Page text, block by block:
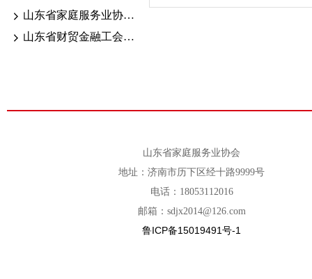
山东省家庭服务业协会2026年职业技能等级认定公告
山东省财贸金融工会“送清凉”活动走进家庭服务行业一线
山东省家庭服务业协会
地址：济南市历下区经十路9999号
电话：18053112016
邮箱：sdjx2014@126.com
鲁ICP备15019491号-1